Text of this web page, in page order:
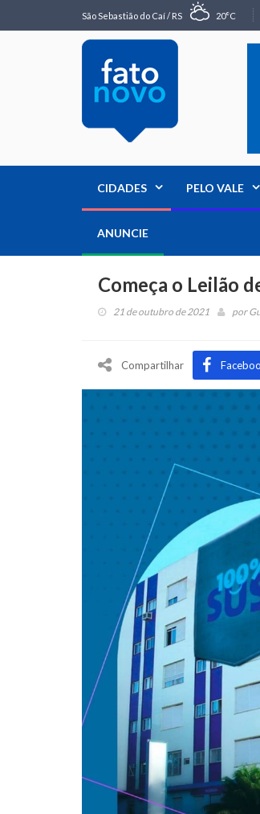
São Sebastião do Caí / RS 20°C
CIDADES PELO VALE
ANUNCIE
Começa o Leilão
21 de outubro de 2021 por
Compartilhar